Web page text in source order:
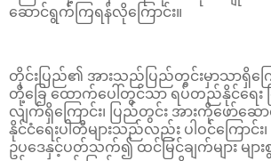
ဆောင်ရွက်ကြရန်လိုကြောင်း။
တိုင်းပြည်၏ အားသည်ပြည်တွင်းမှာသာရှိကြေ
တို့ခြေ ထောက်ပေါ်တွင်သာ ရပ်တည်နိုင်ရေး
လျက်ရှိကြောင်း၊ ပြည်တွင်း အားကိုဖော်ဆ
နိုင်ငံရေးပါတီများသည်လည်း ပါဝင်ကြောင်
ဥပဒေနှင့်ပတ်သက်၍ ထင်မြင်ချက်များ များစွ